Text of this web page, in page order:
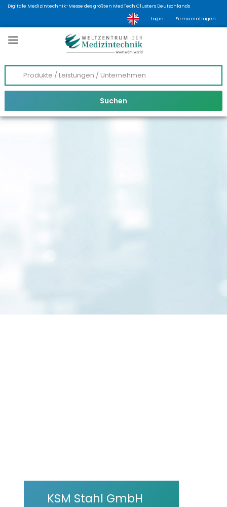
Digitale Medizintechnik-Messe des größten MedTech Clusters Deutschlands
Login Firma eintragen
KSM Stahl GmbH